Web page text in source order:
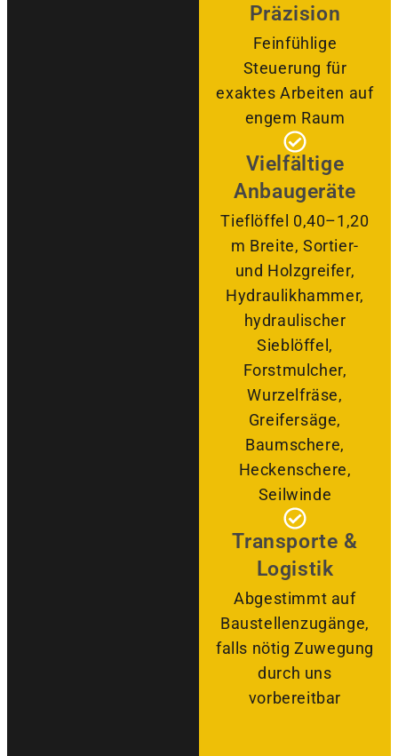
Präzision
Feinfühlige
Steuerung für
exaktes Arbeiten auf
engem Raum
Vielfältige
Anbaugeräte
Tieflöffel 0,40–1,20
m Breite, Sortier-
und Holzgreifer,
Hydraulikhammer,
hydraulischer
Sieblöffel,
Forstmulcher,
Wurzelfräse,
Greifersäge,
Baumschere,
Heckenschere,
Seilwinde
Transporte &
Logistik
Abgestimmt auf
Baustellenzugänge,
falls nötig Zuwegung
durch uns
vorbereitbar